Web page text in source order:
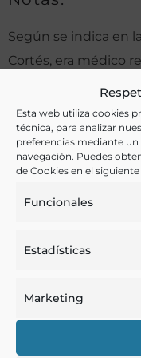
Esta web utiliza cookies
técnica, para analizar
preferencias mediante
navegación. Puedes
de Cookies en el siguiente
Funcionales
Estadísticas
Marketing
Según se indica en
Cortés, era médico
Ver más libros de
Bebidas,Medicina,
Ver más libros con